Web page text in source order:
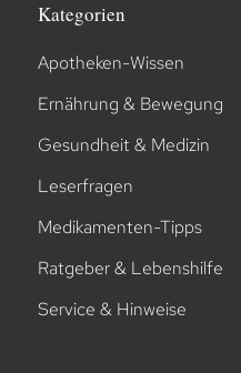
Kategorien
Apotheken-Wissen
Ernährung & Bewegung
Gesundheit & Medizin
Leserfragen
Medikamenten-Tipps
Ratgeber & Lebenshilfe
Service & Hinweise